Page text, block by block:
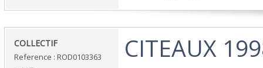
‎COLLECTIF‎
Reference : ROD0103363
‎CITEAUX